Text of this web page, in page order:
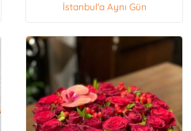
İstanbul'a Aynı Gün